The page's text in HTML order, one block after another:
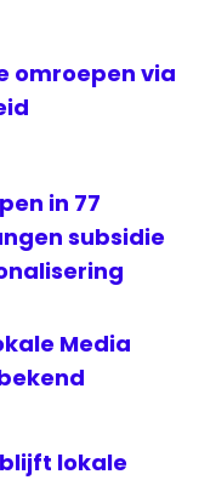
Journalistiek
omroepen via
in 77
subsidie
Media
lokale